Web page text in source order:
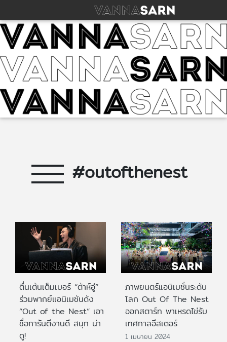
#outofthenest
ตื่นเต้นเต็มเบอร์ “ต้าห์อู๋”
ร่วมพากย์แอนิเมชันดัง
“Out of the Nest” เอา
ชื่อการันตีงานดี สนุก น่า
ดู!
ภาพยนตร์แอนิเมชั่นระดับ
โลก Out Of The Nest
ออกสตาร์ท พาเหรดไข่รับ
เทศกาลอีสเตอร์
1 เมษายน 2024